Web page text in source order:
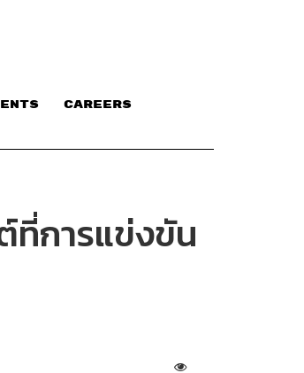
CAREERS
ที่การแข่งขัน